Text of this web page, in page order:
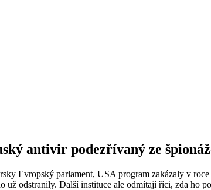
antivir podezřívaný ze
Evropský parlament, USA program zakázaly v
odstranily. Další instituce ale odmítají říci, zda ho